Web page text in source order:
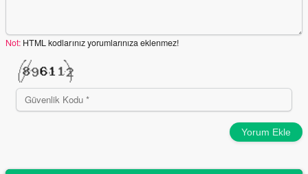
Not: HTML kodlarınız yorumlarınıza eklenmez!
Yorum Ekle